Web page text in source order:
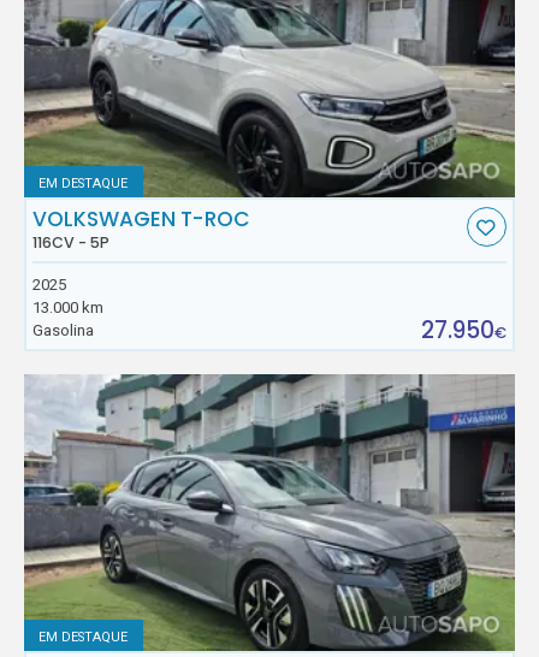
EM DESTAQUE
VOLKSWAGEN T-ROC
116CV - 5P
2025
13.000 km
Gasolina
27.950€
EM DESTAQUE